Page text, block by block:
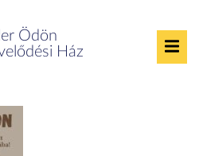
Ödön
Ház
2025.